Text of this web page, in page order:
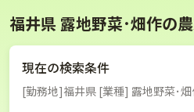
福井県 露地野菜･畑作の
現在の検索条件
[勤務地]福井県 [業種] 露地野菜･